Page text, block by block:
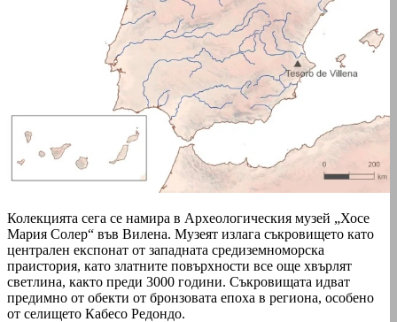
Колекцията сега се намира в Археологическия музей „Хосе
Мария Солер“ във Вилена. Музеят излага съкровището като
централен експонат от западната средиземноморска
праистория, като златните повърхности все още хвърлят
светлина, както преди 3000 години. Съкровищата идват
предимно от обекти от бронзовата епоха в региона, особено
от селището Кабесо Редондо.